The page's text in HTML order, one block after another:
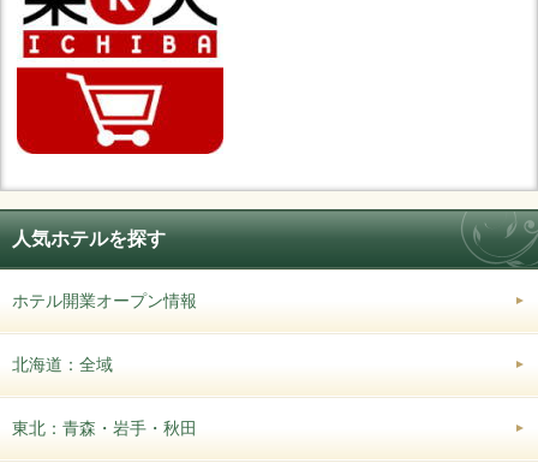
人気ホテルを探す
ホテル開業オープン情報
北海道：全域
東北：青森・岩手・秋田